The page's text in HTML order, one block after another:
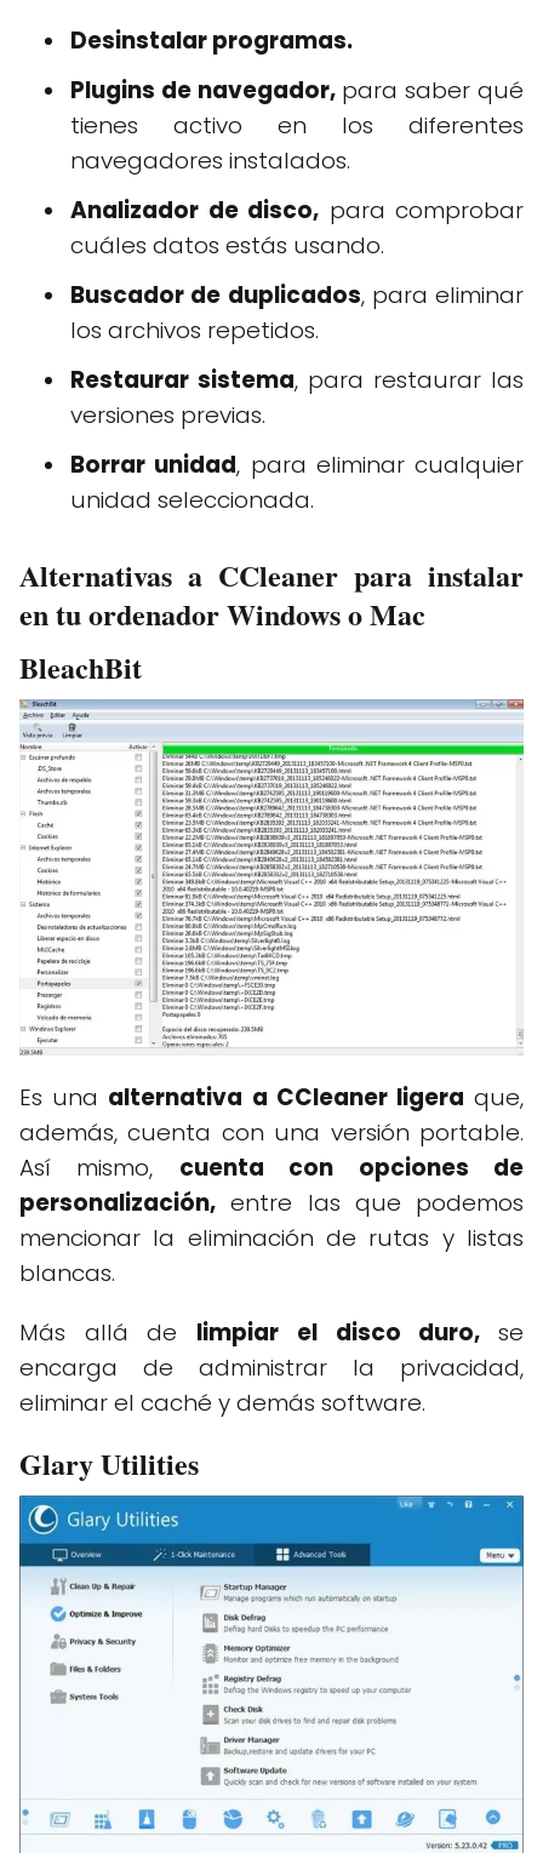
Desinstalar programas.
Plugins de navegador,para saber qué
tienes activo en los diferentes
navegadores instalados.
Analizador de disco, para comprobar
cuáles datos estás usando.
Buscador de duplicados, para eliminar
los archivos repetidos.
Restaurar sistema, para restaurar las
versiones previas.
Borrar unidad, para eliminar cualquier
unidad seleccionada.
Alternativas a CCleaner para instalar
en tu ordenador Windows o Mac
BleachBit
Es una alternativa a CCleaner ligera que,
además, cuenta con una versión portable.
Así mismo, cuenta con opciones de
personalización, entre las que podemos
mencionar la eliminación de rutas y listas
blancas.
Más allá de limpiar el disco duro,se
encarga de administrar la privacidad,
eliminar el caché y demás software.
Glary Utilities